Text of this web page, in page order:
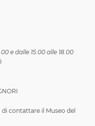
e dalle 15.00 alle 18.00
contattare il Museo del